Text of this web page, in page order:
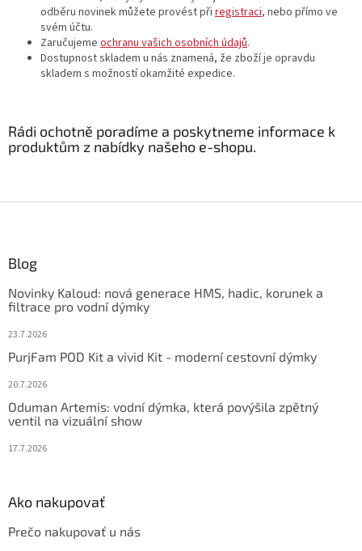
odběru novinek můžete provést při registraci, nebo přímo ve
svém účtu.
Zaručujeme ochranu vašich osobních údajů.
Dostupnost skladem u nás znamená, že zboží je opravdu
skladem s možností okamžité expedice.
Rádi ochotně poradíme a poskytneme informace k
produktům z nabídky našeho e-shopu.
Blog
Novinky Kaloud: nová generace HMS, hadic, korunek a
filtrace pro vodní dýmky
23.7.2026
PurjFam POD Kit a vivid Kit - moderní cestovní dýmky
20.7.2026
Oduman Artemis: vodní dýmka, která povýšila zpětný
ventil na vizuální show
17.7.2026
Ako nakupovať
Prečo nakupovať u nás